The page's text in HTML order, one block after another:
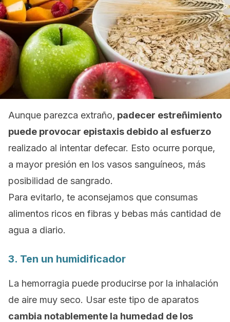
Aunque parezca extraño, padecer estreñimiento
puede provocar epistaxis debido al esfuerzo
realizado al intentar defecar. Esto ocurre porque,
a mayor presión en los vasos sanguíneos, más
posibilidad de sangrado.
Para evitarlo, te aconsejamos que consumas
alimentos ricos en fibras y bebas más cantidad de
agua a diario.
3. Ten un humidificador
La hemorragia puede producirse por la inhalación
de aire muy seco. Usar este tipo de aparatos
cambia notablemente la humedad de los